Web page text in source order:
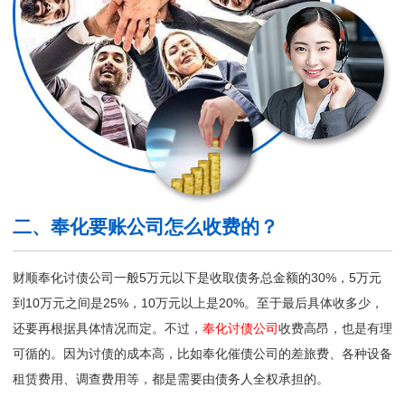
二、奉化要账公司怎么收费的？
财顺奉化讨债公司一般5万元以下是收取债务总金额的30%，5万元
到10万元之间是25%，10万元以上是20%。至于最后具体收多少，
还要再根据具体情况而定。不过， 奉化讨债公司收费高昂，也是有理
可循的。因为讨债的成本高，比如奉化催债公司的差旅费、各种设备
租赁费用、调查费用等，都是需要由债务人全权承担的。